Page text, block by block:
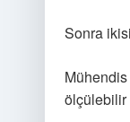
Sonra
Mühendis
ölçülebilir